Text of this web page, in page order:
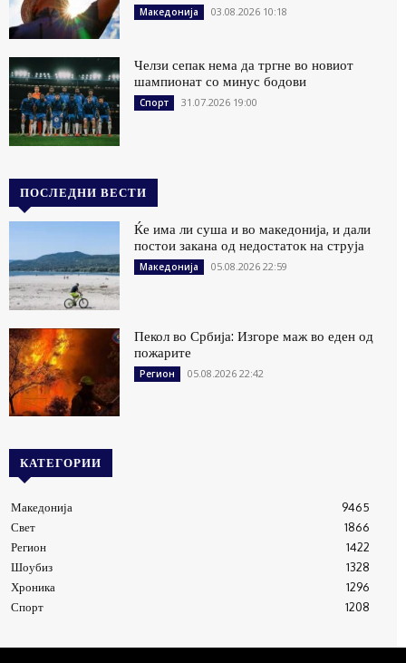
Македонија 03.08.2026 10:18
Челзи сепак нема да тргне во новиот
шампионат со минус бодови
Спорт 31.07.2026 19:00
ПОСЛЕДНИ ВЕСТИ
Ќе има ли суша и во македонија, и дали
постои закана од недостаток на струја
Македонија 05.08.2026 22:59
Пекол во Србија: Изгоре маж во еден од
пожарите
Регион 05.08.2026 22:42
КАТЕГОРИИ
Македонија
9465
Свет
1866
Регион
1422
Шоубиз
1328
Хроника
1296
Спорт
1208